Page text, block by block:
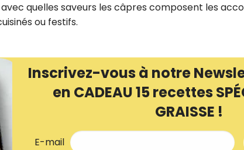
quelles saveurs les câpres composent les
ou festifs.
Inscrivez-vous à notre
en CADEAU 15 recettes
GRAISSE !
E-mail
!